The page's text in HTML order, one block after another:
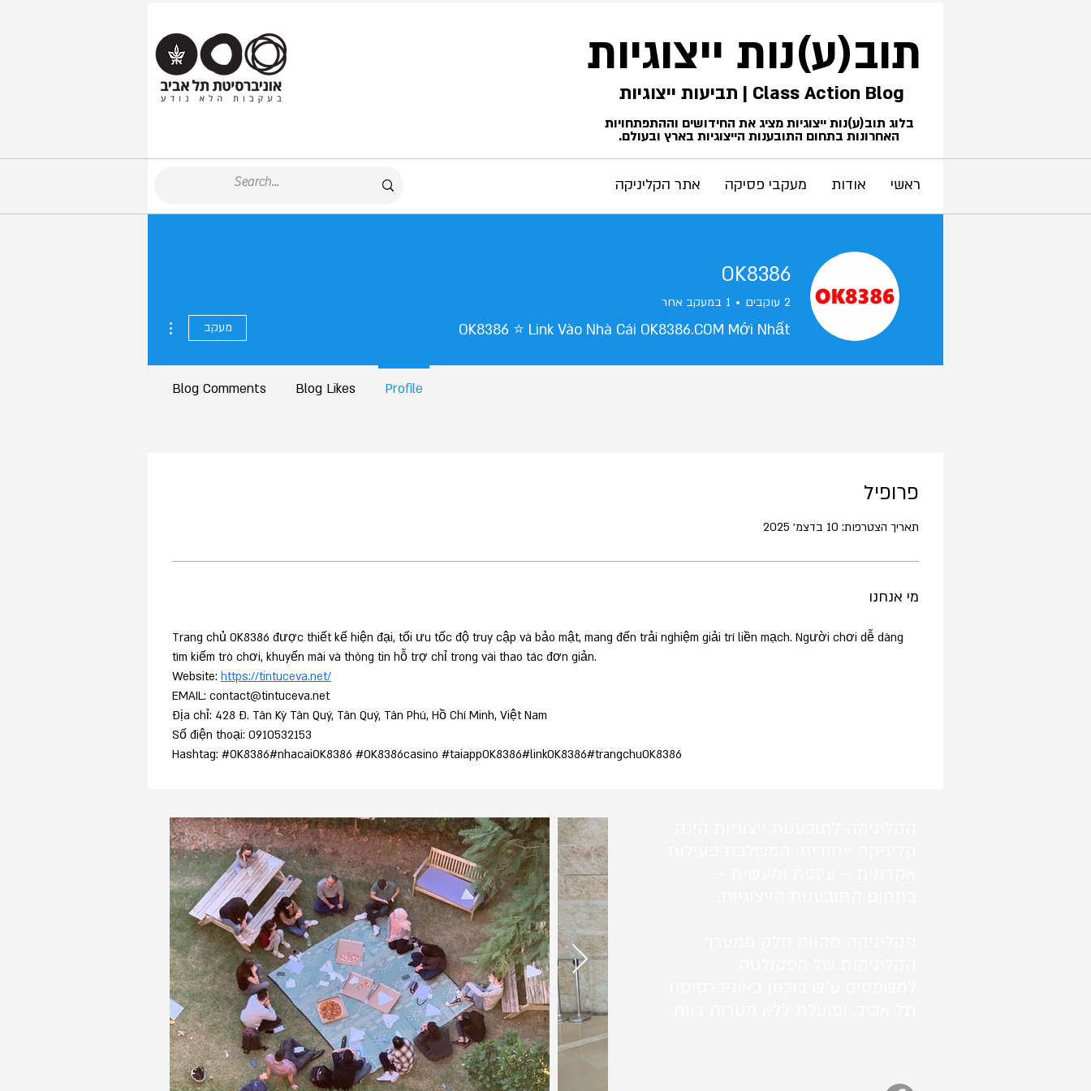
תוב(ע)נות ייצוגיות
Class Action Blog | תביעות ייצוגיות
בלוג תוב(ע)נות ייצוגיות מציג את החידושים וההתפתחויות
האחרונות בתחום התובענות הייצוגיות בארץ ובעולם.
ראשי אודות מעקבי פסיקה אתר הקליניקה
פרופיל
תאריך הצטרפות: 10 בדצמ׳ 2025
מי אנחנו
Trang chủ OK8386 được thiết kế hiện đại, tối ưu tốc độ truy cập và bảo mật, mang đến trải nghiệm giải trí liền mạch. Người chơi dễ dàng
tìm kiếm trò chơi, khuyến mãi và thông tin hỗ trợ chỉ trong vài thao tác đơn giản.
Website: https://tintuceva.net/
EMAIL: contact@tintuceva.net
Địa chỉ: 428 Đ. Tân Kỳ Tân Quý, Tân Quý, Tân Phú, Hồ Chí Minh, Việt Nam
Số điện thoại: 0910532153
Hashtag: #OK8386#nhacaiOK8386 #OK8386casino #taiappOK8386#linkOK8386#trangchuOK8386
OK8386
2 עוקבים 1 במעקב אחר
OK8386 ⭐ Link Vào Nhà Cái OK8386.COM Mới Nhất מעקב
Profile
Blog Likes
Blog Comments